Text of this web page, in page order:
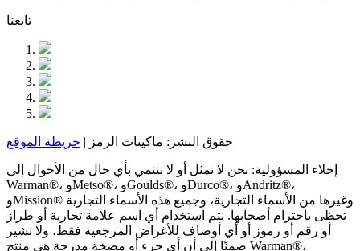
تابعنا
حقوق النشر: ماكينات الرمز | خريطة الموقع
إخلاء المسؤولية: نحن لا نمثل أو لا ننتمي بأي حال من الأحوال إلى
Warman®، وMetso®، وGoulds®، وDurco®، وAndritz®،
وMission® وغيرها من الأسماء التجارية، وجميع هذه الأسماء التجارية
تحظى باحترام أصحابها. يتم استخدام أي اسم علامة تجارية أو طراز
أو رقم أو رموز أو أي أوصاف للأغراض المرجعية فقط، ولا تشير
ضمنًا إلى أن أي جزء أو مضخة مدرجة هي منتج Warman®،